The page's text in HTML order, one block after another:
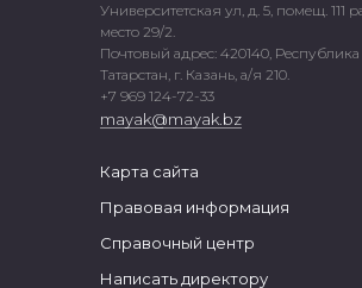
Университетская ул, д. 5, помещ. 111
место 29/2.
Почтовый адрес: 420140, Республика
Татарстан, г. Казань, а/я 210.
+7 969 124-72-33
mayak@mayak.bz
Карта сайта
Правовая информация
Справочный центр
Написать директору